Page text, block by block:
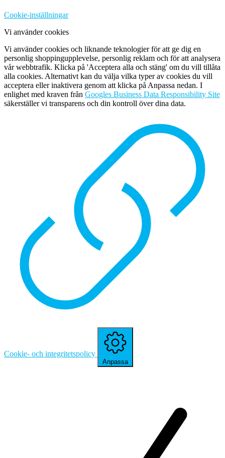
Cookie-inställningar
Vi använder cookies
Vi använder cookies och liknande teknologier för att ge dig en
personlig shoppingupplevelse, personlig reklam och för att analysera
vår webbtrafik. Klicka på 'Acceptera alla och stäng' om du vill tillåta
alla cookies. Alternativt kan du välja vilka typer av cookies du vill
acceptera eller inaktivera genom att klicka på Anpassa nedan. I
enlighet med kraven från Googles Business Data Responsibility Site
säkerställer vi transparens och din kontroll över dina data.
Cookie- och integritetspolicy
Anpassa